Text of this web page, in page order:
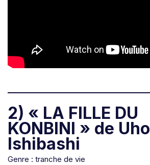
2) « LA FILLE DU
KONBINI » de Uho
Ishibashi
Genre : tranche de vie